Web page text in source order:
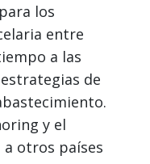
los
entre
a las
de
y el
otros países